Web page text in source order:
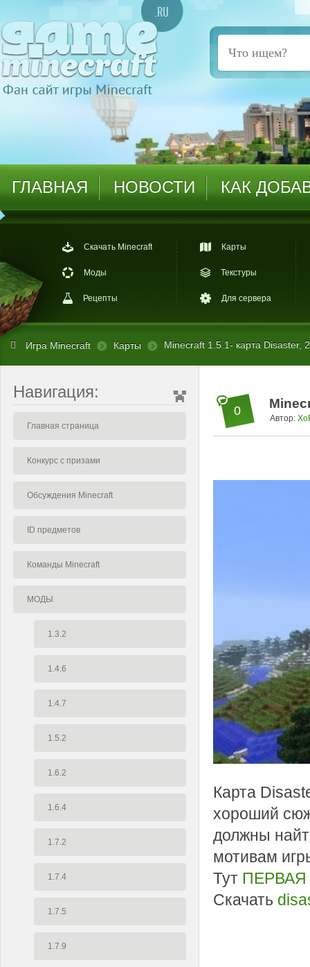
ГЛАВНАЯ НОВОСТИ КАК
Скачать Minecraft
Моды
Рецепты
Карты
Текстуры
Для сервера
Игра Minecraft Карты Minecraft 1.5.1- карта Disaster,
Навигация:
Главная страница
Конкурс с призами
Обсуждения Minecraft
ID предметов
Команды Minecraft
МОДЫ
1.3.2
1.4.6
1.4.7
1.5.2
1.6.2
1.6.4
1.7.2
1.7.4
1.7.5
1.7.9
0
Автор:
Карта
хороший
должны
мотивам
Тут ПЕРВАЯ
Скачать